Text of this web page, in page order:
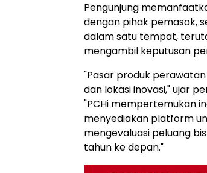
Pengunjung
dengan pihak pemasok,
dalam satu tempat,
mengambil keputusan
"Pasar produk
dan lokasi inovasi," ujar
"PCHi mempertemukan
menyediakan platform
mengevaluasi peluang
tahun ke depan."